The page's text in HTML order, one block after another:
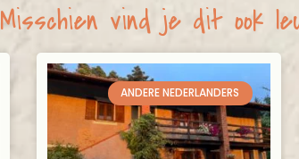
Misschien vind je dit ook
ANDERE NEDERLANDERS